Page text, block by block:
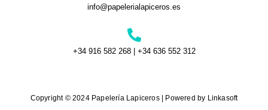
info@papelerialapiceros.es
+34 916 582 268 | +34 636 552 312
Copyright © 2024 Papelería Lapiceros | Powered by Linkasoft